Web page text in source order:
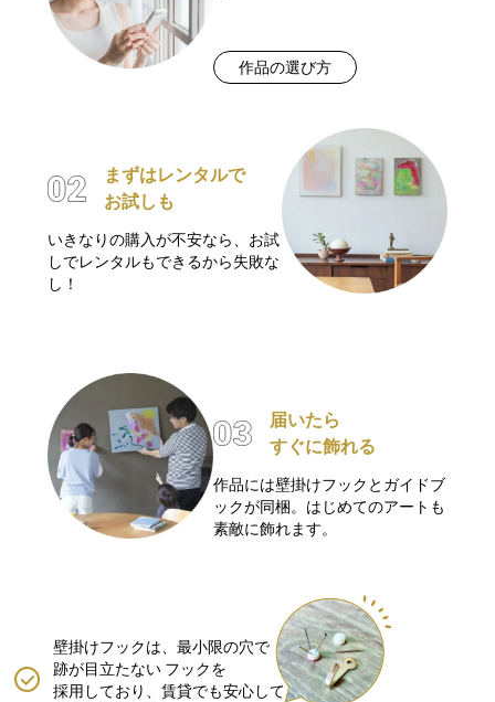
作品の選び方
まずはレンタルで
お試しも
いきなりの購入が不安なら、お試
しでレンタルもできるから失敗な
し！
届いたら
すぐに飾れる
作品には壁掛けフックとガイドブ
ックが同梱。はじめてのアートも
素敵に飾れます。
壁掛けフックは、最小限の穴で
跡が目立たない フックを
採用しており、賃貸でも安心して